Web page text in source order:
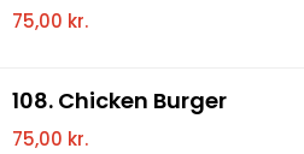
75,00 kr.
108. Chicken Burger
75,00 kr.